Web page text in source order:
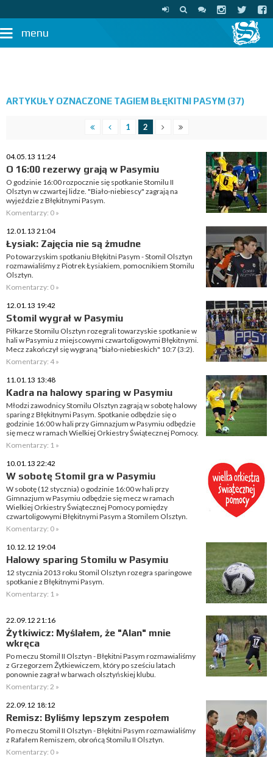
menu
ARTYKUŁY OZNACZONE TAGIEM BŁĘKITNI PASYM (37)
1 2
04.05.13 11:24
O 16:00 rezerwy grają w Pasymiu
O godzinie 16:00 rozpocznie się spotkanie Stomilu II
Olsztyn w czwartej lidze. "Biało-niebiescy" zagrają na
wyjeździe z Błękitnymi Pasym.
Komentarzy: 0 »
12.01.13 21:04
Łysiak: Zajęcia nie są żmudne
Po towarzyskim spotkaniu Błękitni Pasym - Stomil Olsztyn
rozmawialiśmy z Piotrek Łysiakiem, pomocnikiem Stomilu
Olsztyn.
Komentarzy: 0 »
12.01.13 19:42
Stomil wygrał w Pasymiu
Piłkarze Stomilu Olsztyn rozegrali towarzyskie spotkanie w
hali w Pasymiu z miejscowymi czwartoligowymi Błękitnymi.
Mecz zakończył się wygraną "biało-niebieskich" 10:7 (3:2).
Komentarzy: 4 »
11.01.13 13:48
Kadra na halowy sparing w Pasymiu
Młodzi zawodnicy Stomilu Olsztyn zagrają w sobotę halowy
sparing z Błękitnymi Pasym. Spotkanie odbędzie się o
godzinie 16:00 w hali przy Gimnazjum w Pasymiu odbędzie
się mecz w ramach Wielkiej Orkiestry Świątecznej Pomocy.
Komentarzy: 1 »
10.01.13 22:42
W sobotę Stomil gra w Pasymiu
W sobotę (12 stycznia) o godzinie 16:00 w hali przy
Gimnazjum w Pasymiu odbędzie się mecz w ramach
Wielkiej Orkiestry Świątecznej Pomocy pomiędzy
czwartoligowymi Błękitnymi Pasym a Stomilem Olsztyn.
Komentarzy: 0 »
10.12.12 19:04
Halowy sparing Stomilu w Pasymiu
12 stycznia 2013 roku Stomil Olsztyn rozegra sparingowe
spotkanie z Błękitnymi Pasym.
Komentarzy: 1 »
22.09.12 21:16
Żytkiwicz: Myślałem, że "Alan" mnie
wkręca
Po meczu Stomil II Olsztyn - Błękitni Pasym rozmawialiśmy
z Grzegorzem Żytkiewiczem, który po sześciu latach
ponownie zagrał w barwach olsztyńskiej klubu.
Komentarzy: 2 »
22.09.12 18:12
Remisz: Byliśmy lepszym zespołem
Po meczu Stomil II Olsztyn - Błękitni Pasym rozmawialiśmy
z Rafałem Remiszem, obrońcą Stomilu II Olsztyn.
Komentarzy: 0 »